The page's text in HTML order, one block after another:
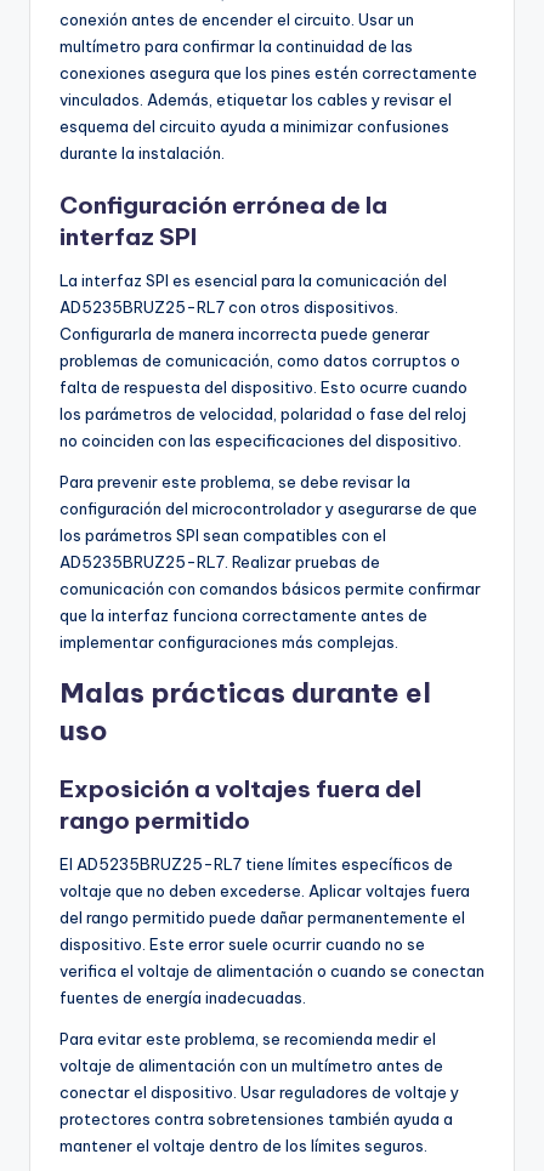
conexión antes de encender el circuito. Usar un
multímetro para confirmar la continuidad de las
conexiones asegura que los pines estén correctamente
vinculados. Además, etiquetar los cables y revisar el
esquema del circuito ayuda a minimizar confusiones
durante la instalación.
Configuración errónea de la
interfaz SPI
La interfaz SPI es esencial para la comunicación del
AD5235BRUZ25-RL7 con otros dispositivos.
Configurarla de manera incorrecta puede generar
problemas de comunicación, como datos corruptos o
falta de respuesta del dispositivo. Esto ocurre cuando
los parámetros de velocidad, polaridad o fase del reloj
no coinciden con las especificaciones del dispositivo.
Para prevenir este problema, se debe revisar la
configuración del microcontrolador y asegurarse de que
los parámetros SPI sean compatibles con el
AD5235BRUZ25-RL7. Realizar pruebas de
comunicación con comandos básicos permite confirmar
que la interfaz funciona correctamente antes de
implementar configuraciones más complejas.
Malas prácticas durante el
uso
Exposición a voltajes fuera del
rango permitido
El AD5235BRUZ25-RL7 tiene límites específicos de
voltaje que no deben excederse. Aplicar voltajes fuera
del rango permitido puede dañar permanentemente el
dispositivo. Este error suele ocurrir cuando no se
verifica el voltaje de alimentación o cuando se conectan
fuentes de energía inadecuadas.
Para evitar este problema, se recomienda medir el
voltaje de alimentación con un multímetro antes de
conectar el dispositivo. Usar reguladores de voltaje y
protectores contra sobretensiones también ayuda a
mantener el voltaje dentro de los límites seguros.